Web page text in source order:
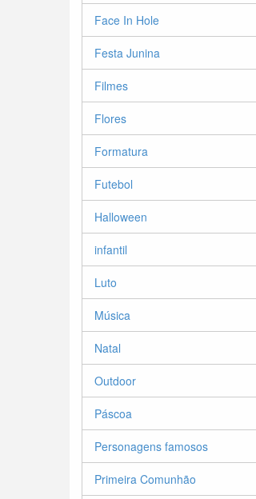
Face In Hole
Festa Junina
Filmes
Flores
Formatura
Futebol
Halloween
infantil
Luto
Música
Natal
Outdoor
Páscoa
Personagens famosos
Primeira Comunhão